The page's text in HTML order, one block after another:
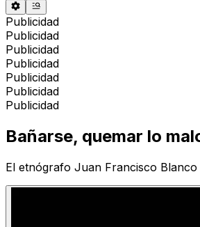
Publicidad
Publicidad
Publicidad
Publicidad
Publicidad
Publicidad
Publicidad
Bañarse, quemar lo
El etnógrafo Juan Francisco